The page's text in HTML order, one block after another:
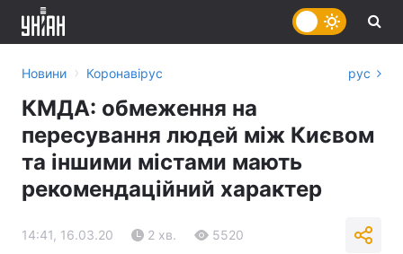
Новини › Коронавірус рус
КМДА: обмеження на
пересування людей між Києвом
та іншими містами мають
рекомендаційний характер
14:41, 16.03.20 2 хв. 5520